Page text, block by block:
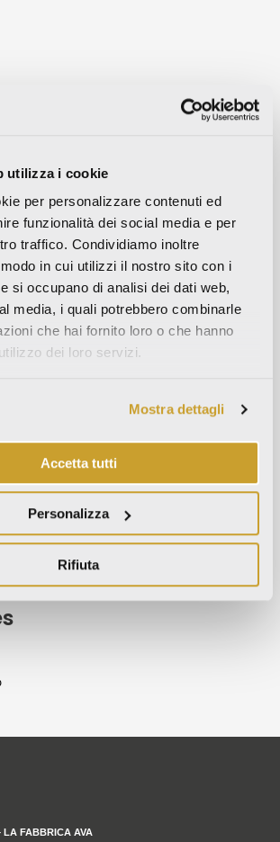
utilizza i cookie
per personalizzare contenuti ed
funzionalità dei social media e per
traffico. Condividiamo inoltre
in cui utilizzi il nostro sito con i
si occupano di analisi dei dati web,
media, i quali potrebbero combinarle
che hai fornito loro o che hanno
dei loro servizi.
Mostra dettagli
Accetta tutti
Personalizza
Rifiuta
LA FABBRICA AVA